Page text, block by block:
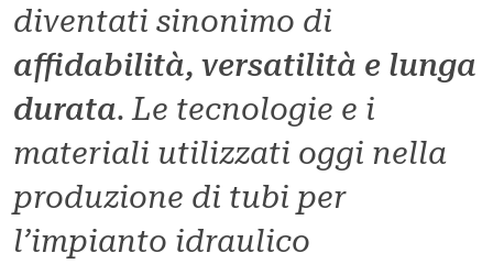
diventati sinonimo di
affidabilità, versatilità e lunga
durata. Le tecnologie e i
materiali utilizzati oggi nella
produzione di tubi per
l’impianto idraulico